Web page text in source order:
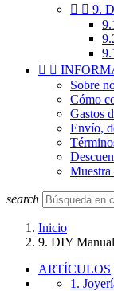
  9.
 
Sobre
Cómo
Gastos
Envío,
Muestra
search
Inicio
9. DIY
ARTÍCULOS
1.